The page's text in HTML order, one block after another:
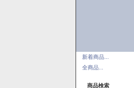
新着商品...
全商品...
商品検索